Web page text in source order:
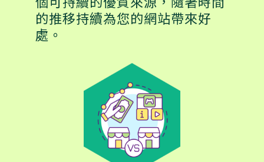
的推移持續為您的網站帶來好
處。